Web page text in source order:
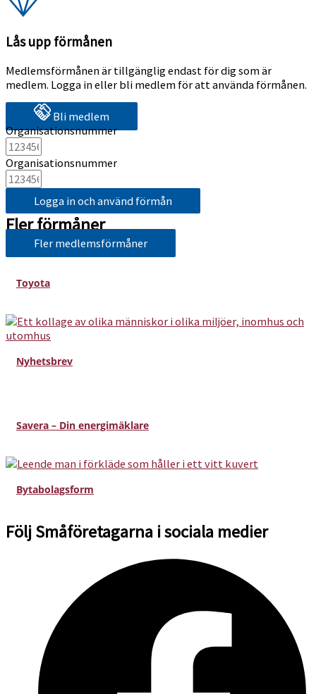
Lås upp förmånen
Medlemsförmånen är tillgänglig endast för dig som är
medlem. Logga in eller bli medlem för att använda förmånen.
Bli medlem
Organisationsnummer
Organisationsnummer
Logga in och använd förmån
Fler förmåner
Fler medlemsförmåner
Toyota
Nyhetsbrev
Savera – Din energimäklare
Bytabolagsform
Följ Småföretagarna i sociala medier